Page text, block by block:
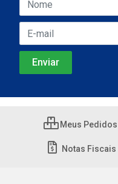
Meus Pedidos
Notas Fiscais